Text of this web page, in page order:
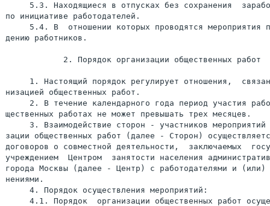
5.3. Находящиеся в отпусках без сохранения
по инициативе работодателей.
5.4. В  отношении которых проводятся мероприятия
дению работников.
            2. Порядок организации общественных работ
1. Настоящий порядок регулирует отношения,
низацией общественных работ.
2. В течение календарного года период участия
щественных работах не может превышать трех месяцев.
3. Взаимодействие сторон - участников мероприятий
зации общественных работ (далее - Сторон)
договоров о совместной деятельности,  заключаемых
учреждением  Центром  занятости населения
города Москвы (далее - Центр) с работодателями и
нениями.
     4. Порядок осуществления мероприятий:
4.1. Порядок  организации общественных работ